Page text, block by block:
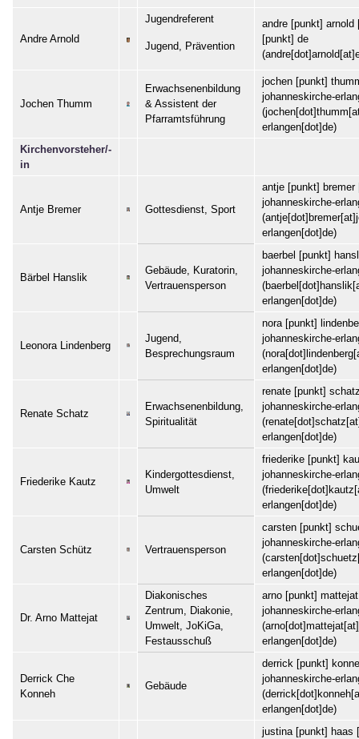
Andre Arnold
Jugendreferent
Jugend, Prävention
andre [punkt] arnold
[punkt] de
Jochen Thumm
Erwachsenenbildung
& Assistent der
Pfarramtsführung
jochen [punkt]
johanneskirche-
erlangen[dot]de)
Kirchenvorsteher/-
in
Antje Bremer Gottesdienst, Sport
antje [punkt] bremer
johanneskirche-
erlangen[dot]de)
Bärbel Hanslik
Gebäude, Kuratorin,
Vertrauensperson
baerbel [punkt]
johanneskirche-
erlangen[dot]de)
Leonora Lindenberg
Jugend,
Besprechungsraum
nora [punkt]
johanneskirche-
erlangen[dot]de)
Renate Schatz
Erwachsenenbildung,
Spiritualität
renate [punkt]
johanneskirche-
erlangen[dot]de)
Friederike Kautz
Kindergottesdienst,
Umwelt
friederike [punkt]
johanneskirche-
erlangen[dot]de)
Carsten Schütz Vertrauensperson
carsten [punkt]
johanneskirche-
erlangen[dot]de)
Dr. Arno Mattejat
Diakonisches
Zentrum, Diakonie,
Umwelt, JoKiGa,
Festausschuß
arno [punkt] mattejat
johanneskirche-
erlangen[dot]de)
Derrick Che
Konneh
Gebäude
derrick [punkt]
johanneskirche-
erlangen[dot]de)
justina [punkt] haas